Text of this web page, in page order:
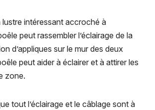
lustre intéressant accroché à
peut rassembler l’éclairage de la
d’appliques sur le mur des deux
peut aider à éclairer et à attirer les
zone.
tout l’éclairage et le câblage sont à